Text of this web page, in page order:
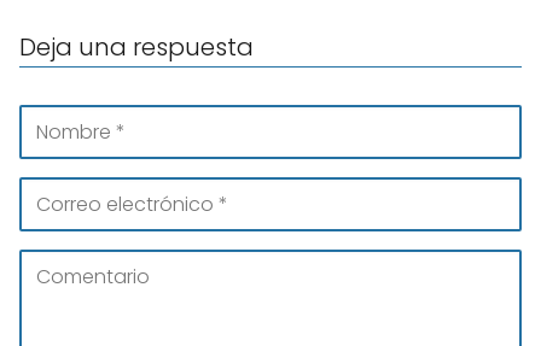
Deja una respuesta